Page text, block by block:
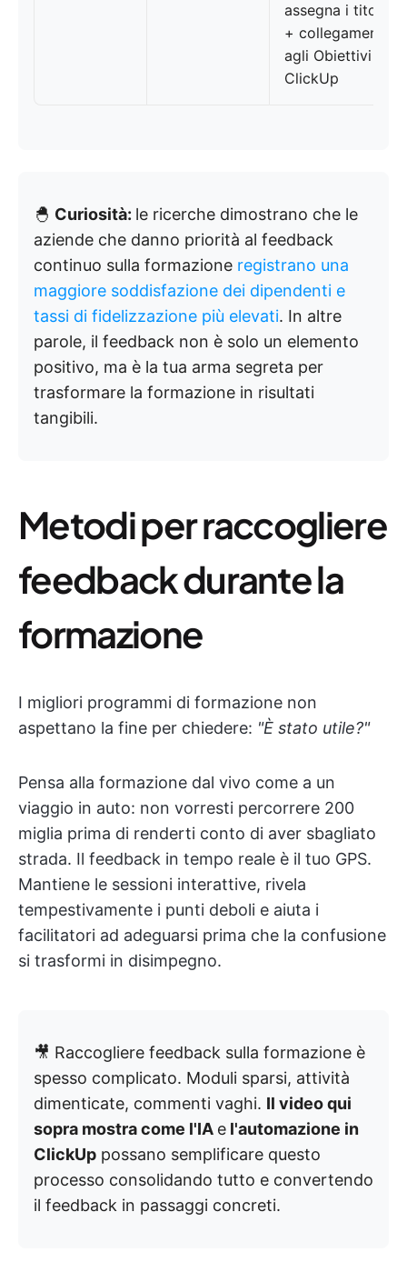
assegna i titolari
+ collegamento
agli Obiettivi
ClickUp
🐣 Curiosità: le ricerche dimostrano che le
aziende che danno priorità al feedback
continuo sulla formazione registrano una
maggiore soddisfazione dei dipendenti e
tassi di fidelizzazione più elevati. In altre
parole, il feedback non è solo un elemento
positivo, ma è la tua arma segreta per
trasformare la formazione in risultati
tangibili.
Metodi per raccogliere
feedback durante la
formazione
I migliori programmi di formazione non
aspettano la fine per chiedere: "È stato utile?"
Pensa alla formazione dal vivo come a un
viaggio in auto: non vorresti percorrere 200
miglia prima di renderti conto di aver sbagliato
strada. Il feedback in tempo reale è il tuo GPS.
Mantiene le sessioni interattive, rivela
tempestivamente i punti deboli e aiuta i
facilitatori ad adeguarsi prima che la confusione
si trasformi in disimpegno.
🎥 Raccogliere feedback sulla formazione è
spesso complicato. Moduli sparsi, attività
dimenticate, commenti vaghi. Il video qui
sopra mostra come l'IA e l'automazione in
ClickUp possano semplificare questo
processo consolidando tutto e convertendo
il feedback in passaggi concreti.